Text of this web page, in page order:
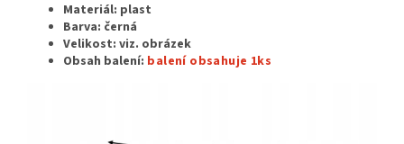
Materiál: plast
Barva: černá
Velikost: viz. obrázek
Obsah balení: balení obsahuje 1ks